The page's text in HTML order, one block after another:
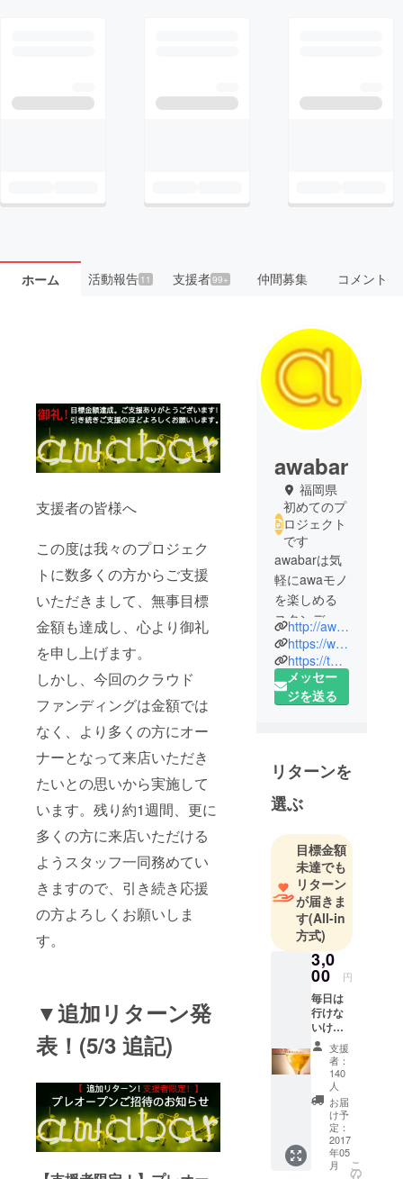
ホーム 活動報告11 支援者99+ 仲間募集 コメント
支援者の皆様へ
この度は我々のプロジェク
トに数多くの方からご支援
いただきまして、無事目標
金額も達成し、心より御礼
を申し上げます。
しかし、今回のクラウド
ファンディングは金額では
なく、より多くの方にオー
ナーとなって来店いただき
たいとの思いから実施して
います。残り約1週間、更に
多くの方に来店いただける
ようスタッフ一同務めてい
きますので、引き続き応援
の方よろしくお願いしま
す。
▼追加リターン発
表！(5/3 追記)
awabar
福岡県
初めてのプ
ロジェクト
です
awabarは気
軽にawaモノ
を楽しめる
スタンディ
ングバーで
す。みんな
でわいわい
飲みたいと
き、ふたり
でしっぽり
飲みたいと
き、いつで
もHappyな空
間があなた
をお待ちし
ています。
http://awabar.jp/
https://www.facebook.com/awabarfukuoka/
https://twitter.com/awa_bar
メッセー
ジを送る
リターンを
選ぶ
目標金額
未達でも
リターン
が届きま
す(All-in
方式)
3,0
00 円
毎日は
行けな
いけ
ど、好
きな時
にフ
ラッと
寄りた
いオー
ナー ・
1杯目無
料回数
券(12杯
支援
者：
140
人
お届
け予
定：
2017
年05
月
こ
の